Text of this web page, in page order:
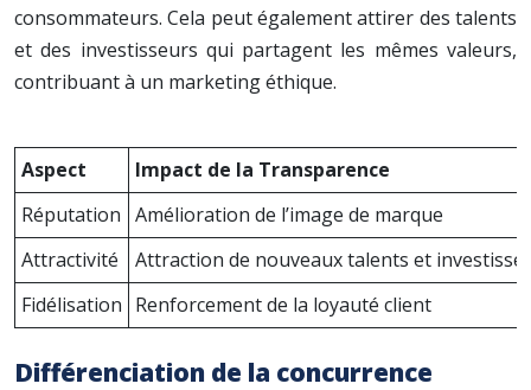
consommateurs. Cela peut également attirer des talents
et des investisseurs qui partagent les mêmes valeurs,
contribuant à un marketing éthique.
Aspect
Impact de la Transparence
Réputation Amélioration de l’image de marque
Attractivité
Attraction de nouveaux talents et
Fidélisation Renforcement de la loyauté client
Différenciation de la concurrence